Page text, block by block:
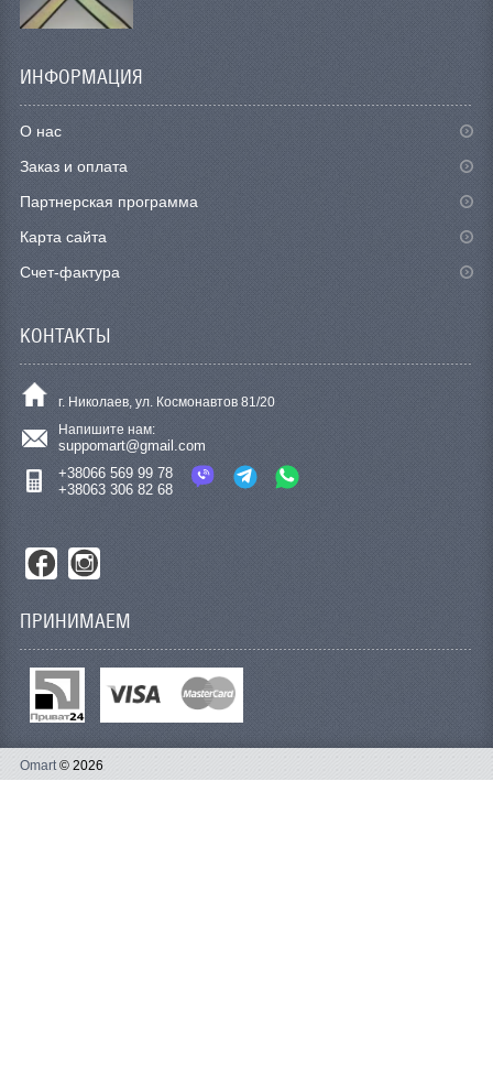
ИНФОРМАЦИЯ
О нас
Заказ и оплата
Партнерская программа
Карта сайта
Счет-фактура
КОНТАКТЫ
г. Николаев, ул. Космонавтов 81/20
Напишите нам:
suppomart@gmail.com
+38066 569 99 78
+38063 306 82 68
ПРИНИМАЕМ
Omart© 2026